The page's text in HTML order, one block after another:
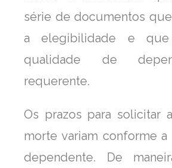
série de documentos
a elegibilidade e
qualidade de
requerente.
Os prazos para solicitar
morte variam conforme
dependente. De